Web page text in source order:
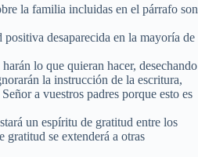
la familia incluidas en el párrafo son
desaparecida en la mayoría de
lo que quieran hacer, desechando
la instrucción de la escritura,
a vuestros padres porque esto es
un espíritu de gratitud entre los
gratitud se extenderá a otras